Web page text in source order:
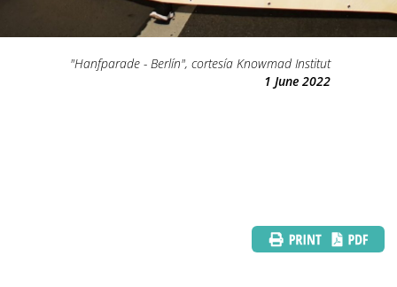
"Hanfparade - Berlín", cortesía Knowmad Institut
1 June 2022